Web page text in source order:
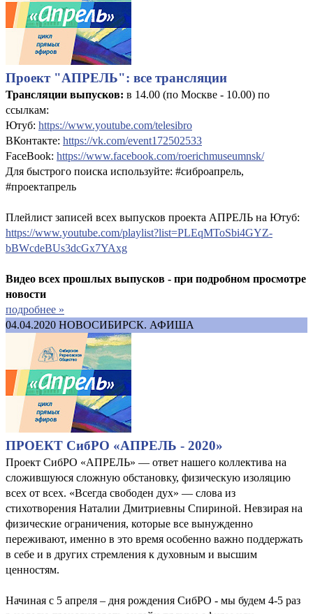
Проект "АПРЕЛЬ": все трансляции
Трансляции выпусков: в 14.00 (по Москве - 10.00) по
ссылкам:
Ютуб: https://www.youtube.com/telesibro
ВКонтакте: https://vk.com/event172502533
FaceBook: https://www.facebook.com/roerichmuseumnsk/
Для быстрого поиска используйте: #сиброапрель,
#проектапрель
Плейлист записей всех выпусков проекта АПРЕЛЬ на Ютуб:
https://www.youtube.com/playlist?list=PLEqMToSbi4GYZ-
bBWcdeBUs3dcGx7YAxg
Видео всех прошлых выпусков - при подробном просмотре
новости
подробнее »
04.04.2020 НОВОСИБИРСК. АФИША
ПРОЕКТ СибРО «АПРЕЛЬ - 2020»
Проект СибРО «АПРЕЛЬ» — ответ нашего коллектива на
сложившуюся сложную обстановку, физическую изоляцию
всех от всех. «Всегда свободен дух» — слова из
стихотворения Наталии Дмитриевны Спириной. Невзирая на
физические ограничения, которые все вынужденно
переживают, именно в это время особенно важно поддержать
в себе и в других стремления к духовным и высшим
ценностям.
Начиная с 5 апреля – дня рождения СибРО - мы будем 4-5 раз